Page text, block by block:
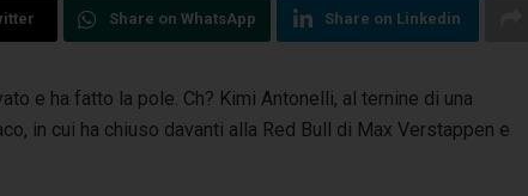
Share on WhatsApp Share on Linkedin
e ha fatto la pole. Ch? Kimi Antonelli, al ternine di una
in cui ha chiuso davanti alla Red Bull di Max Verstappen e